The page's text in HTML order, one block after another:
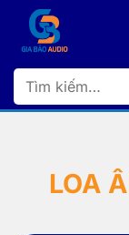
dung
Tìm
kiếm:
LOA